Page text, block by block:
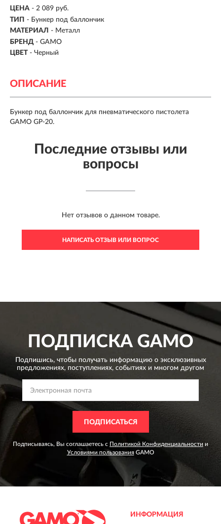
ЦЕНА - 2 089 руб.
ТИП - Бункер под баллончик
МАТЕРИАЛ - Металл
БРЕНД - GAMO
ЦВЕТ - Черный
ОПИСАНИЕ
Бункер под баллончик для пневматического пистолета
GAMO GP-20.
Последние отзывы или
вопросы
Нет отзывов о данном товаре.
НАПИСАТЬ ОТЗЫВ ИЛИ ВОПРОС
ПОДПИСКА GAMO
Подпишись, чтобы получать информацию о эксклюзивных
предложениях, поступлениях, событиях и многом другом
ПОДПИСАТЬСЯ
Подписываясь, Вы соглашаетесь с Политикой Конфиденциальности и
Условиями пользованияGAMO
ИНФОРМАЦИЯ